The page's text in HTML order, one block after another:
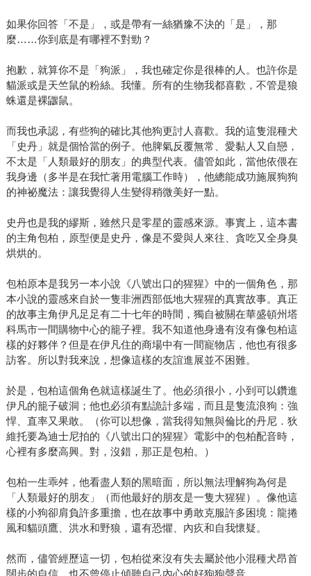
如果你回答「不是」，或是帶有一絲猶豫不決的「是」，那
麼……你到底是有哪裡不對勁？
抱歉，就算你不是「狗派」，我也確定你是很棒的人。也許你是
貓派或是天竺鼠的粉絲。我懂。所有的生物我都喜歡，不管是狼
蛛還是裸鼴鼠。
而我也承認，有些狗的確比其他狗更討人喜歡。我的這隻混種犬
「史丹」就是個恰當的例子。他脾氣反覆無常、愛黏人又自戀，
不太是「人類最好的朋友」的典型代表。儘管如此，當他依偎在
我身邊（多半是在我忙著用電腦工作時），他總能成功施展狗狗
的神祕魔法：讓我覺得人生變得稍微美好一點。
史丹也是我的繆斯，雖然只是零星的靈感來源。事實上，這本書
的主角包柏，原型便是史丹，像是不愛與人來往、貪吃又全身臭
烘烘的。
包柏原本是我另一本小說《八號出口的猩猩》中的一個角色，那
本小說的靈感來自於一隻非洲西部低地大猩猩的真實故事。真正
的故事主角伊凡足足有二十七年的時間，獨自被關在華盛頓州塔
科馬市一間購物中心的籠子裡。我不知道他身邊有沒有像包柏這
樣的好夥伴？但是在伊凡住的商場中有一間寵物店，他也有很多
訪客。所以對我來說，想像這樣的友誼進展並不困難。
於是，包柏這個角色就這樣誕生了。他必須很小，小到可以鑽進
伊凡的籠子破洞；他也必須有點詭計多端，而且是隻流浪狗：強
悍、直率又果敢。（你可以想像，當我得知無與倫比的丹尼．狄
維托要為迪士尼拍的《八號出口的猩猩》電影中的包柏配音時，
心裡有多麼高興。對，沒錯，那正是包柏。）
包柏一生乖舛，他看盡人類的黑暗面，所以無法理解狗為何是
「人類最好的朋友」（而他最好的朋友是一隻大猩猩）。像他這
樣的小狗卻肩負許多重擔，也在故事中勇敢克服許多困境：龍捲
風和貓頭鷹、洪水和野狼，還有恐懼、內疚和自我懷疑。
然而，儘管經歷這一切，包柏從來沒有失去屬於他小混種犬昂首
闊步的自信，也不曾停止傾聽自己內心的好狗狗聲音。